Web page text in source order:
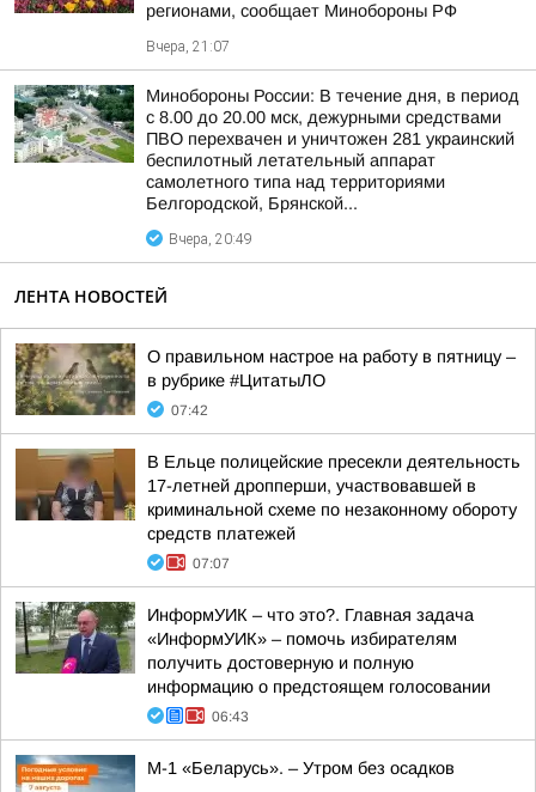
регионами, сообщает Минобороны РФ
Вчера, 21:07
Минобороны России: В течение дня, в период
с 8.00 до 20.00 мск, дежурными средствами
ПВО перехвачен и уничтожен 281 украинский
беспилотный летательный аппарат
самолетного типа над территориями
Белгородской, Брянской...
Вчера, 20:49
ЛЕНТА НОВОСТЕЙ
О правильном настрое на работу в пятницу –
в рубрике #ЦитатыЛО
07:42
В Ельце полицейские пресекли деятельность
17-летней дропперши, участвовавшей в
криминальной схеме по незаконному обороту
средств платежей
07:07
ИнформУИК – что это?. Главная задача
«ИнформУИК» – помочь избирателям
получить достоверную и полную
информацию о предстоящем голосовании
06:43
М-1 «Беларусь». – Утром без осадков